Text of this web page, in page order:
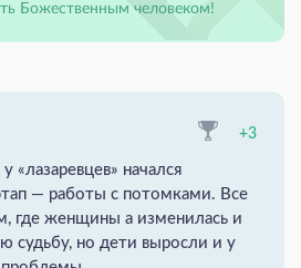
Божественным человеком!
+3
«лазаревцев» начался
— работы с потомками. Все
где женщины а изменилась и
судьбу, но дети выросли и у